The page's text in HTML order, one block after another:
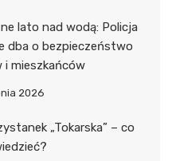
lato nad wodą: Policja
dba o bezpieczeństwo
mieszkańców
2026
„Tokarska” – co